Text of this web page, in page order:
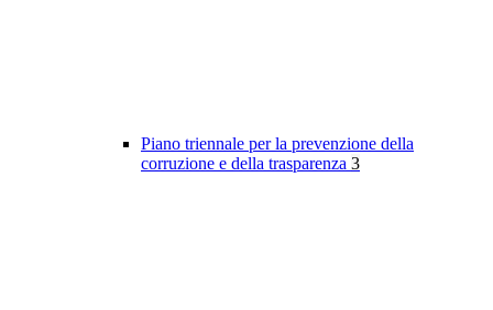
Piano triennale per la prevenzione della
corruzione e della trasparenza 3